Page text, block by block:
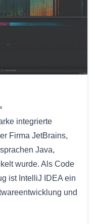
integrierte
Firma JetBrains,
Java,
wurde. Als Code
ist IntelliJ IDEA ein
und